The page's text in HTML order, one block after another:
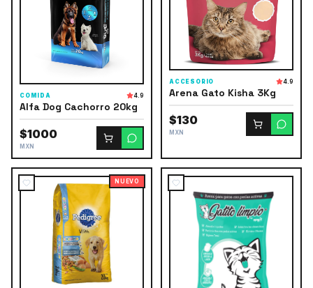
COMIDA 4.9
Alfa Dog Cachorro 20kg
$1000
MXN
ACCESORIO 4.9
Arena Gato Kisha 3Kg
$130
MXN
NUEVO